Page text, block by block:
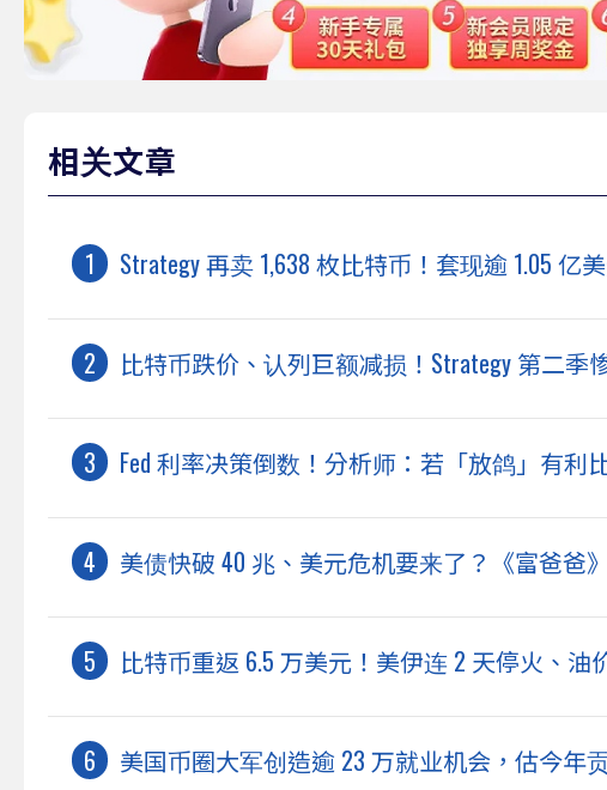
相关文章
Strategy 再卖 1,638 枚比特币！套现逾 1.05 亿
比特币跌价、认列巨额减损！Strategy 第二季
Fed 利率决策倒数！分析师：若「放鸽」有利
美债快破 40 兆、美元危机要来了？《富爸爸
比特币重返 6.5 万美元！美伊连 2 天停火、
美国币圈大军创造逾 23 万就业机会，估今年